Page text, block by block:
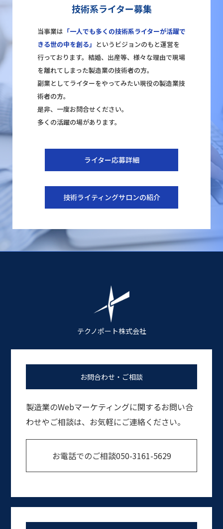
技術系ライター募集
当事業は 「一人でも多くの技術系ライターが活躍で
きる世の中を創る」 というビジョンのもと運営を
行っております。結婚、出産等、様々な理由で現場
を離れてしまった製造業の技術者の方。
副業としてライターをやってみたい現役の製造業技
術者の方。
是非、一度お問合せください。
多くの活躍の場があります。
ライター応募詳細
技術ライティングサロンの紹介
テクノポート株式会社
お問合わせ・ご相談
製造業のWebマーケティングに関するお問い合
わせやご相談は、お気軽にご連絡ください。
お電話でのご相談050-3161-5629